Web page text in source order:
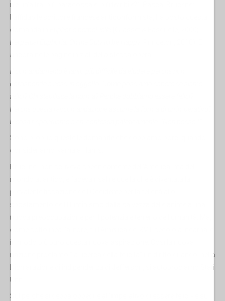
n'è un'altra, più paradossale, più terribile?”. Pascal Bruckner,
domanda in
Perpetual Euphoria:
ancora nelle pagine iniziali della stessa opera:
Il comandamento è tanto più difficile da eludere perché non
corrisponde a nessun oggetto. Come possiamo sapere se siamo
felici? Chi stabilisce la norma? Perché dobbiamo essere felici?
Perché questa raccomandazione assume la forma di un imperativo?
E cosa rispondiamo a chi confessa pateticamente: “Non posso?””.
Sono proprio queste le domande che dobbiamo porci quando
consideriamo Kamala Harris.
mondo atlantico, e faceva risalire quella che è diventata la
prevalente fissazione dell'Occidente per la felicità allo
spostamento dell'Illuminismo dalla salvezza delle anime a una
nuova preoccupazione per il potenziale terreno dell'umanità. Ma,
come sottolinea l'autore, fu l'America del XVIII secolo a incarnare
in modo più puro questa nuova aspirazione. Così la nuova
nazione proclamò “la ricerca della felicità” un diritto quando, nella
Dichiarazione di indipendenza di Jefferson, si autoproclamò Stati
Uniti.
Sul perché si debba obbedire all'imperativo di essere felici - e su